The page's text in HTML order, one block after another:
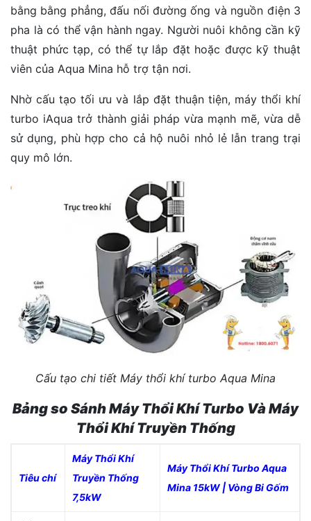
bằng bằng phẳng, đấu nối đường ống và nguồn điện 3
pha là có thể vận hành ngay. Người nuôi không cần kỹ
thuật phức tạp, có thể tự lắp đặt hoặc được kỹ thuật
viên của Aqua Mina hỗ trợ tận nơi.
Nhờ cấu tạo tối ưu và lắp đặt thuận tiện, máy thổi khí
turbo iAqua trở thành giải pháp vừa mạnh mẽ, vừa dễ
sử dụng, phù hợp cho cả hộ nuôi nhỏ lẻ lẫn trang trại
quy mô lớn.
Cấu tạo chi tiết Máy thổi khí turbo Aqua Mina
Bảng so Sánh Máy Thổi Khí Turbo Và Máy
Thổi Khí Truyền Thống
Tiêu chí
Máy Thổi Khí
Truyền Thống
7,5kW
Máy Thổi Khí Turbo Aqua
Mina 15kW | Vòng Bi Gốm